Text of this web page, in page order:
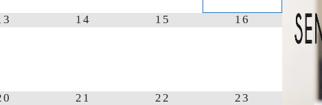
14 15 16
21 22 23